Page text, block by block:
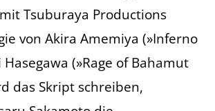
Tsuburaya Productions
von Akira Amemiya (»Inferno
Hasegawa (»Rage of Bahamut
das Skript schreiben,